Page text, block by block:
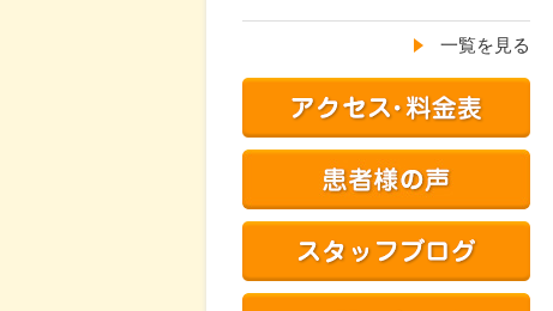
一覧を見る